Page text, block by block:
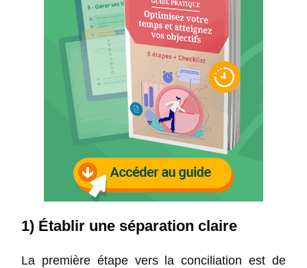
1) Établir une séparation claire
La première étape vers la conciliation est de